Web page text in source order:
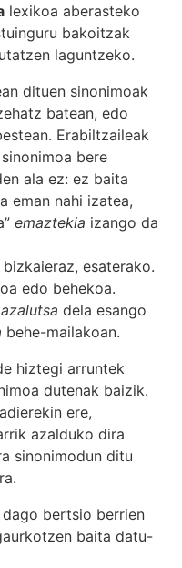
lexikoa aberasteko
bakoitzak
laguntzeko.
dituen sinonimoak
batean, edo
Erabiltzaileak
bere
ala ez: ez baita
eman nahi izatea,
emaztekia izango da
bizkaieraz, esaterako.
edo behekoa.
azalutsa dela esango
behe-mailakoan.
hiztegi arruntek
dutenak baizik.
ere,
azalduko dira
sinonimodun ditu
bertsio berrien
baita datu-